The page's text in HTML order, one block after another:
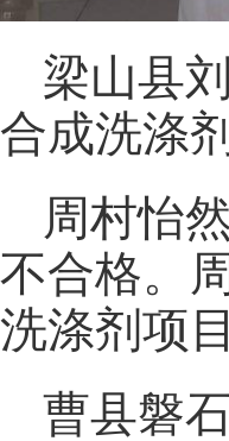
梁山县
合成洗涤
周村怡
不合格。
洗涤剂项
曹县磐